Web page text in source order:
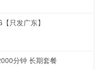
只发广东】
分钟 长期套餐